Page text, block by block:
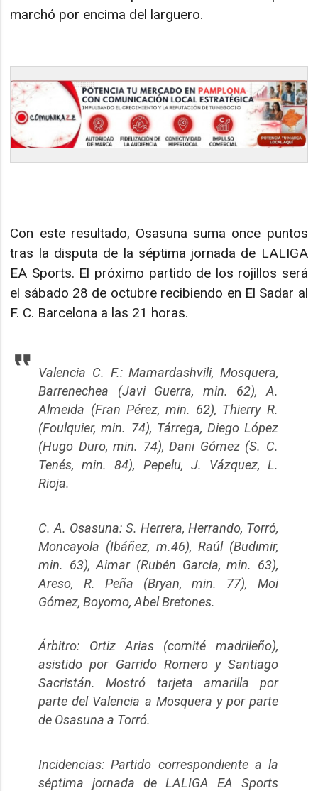
marchó por encima del larguero.
Con este resultado, Osasuna suma once puntos
tras la disputa de la séptima jornada de LALIGA
EA Sports. El próximo partido de los rojillos será
el sábado 28 de octubre recibiendo en El Sadar al
F. C. Barcelona a las 21 horas.
Valencia C. F.: Mamardashvili, Mosquera,
Barrenechea (Javi Guerra, min. 62), A.
Almeida (Fran Pérez, min. 62), Thierry R.
(Foulquier, min. 74), Tárrega, Diego López
(Hugo Duro, min. 74), Dani Gómez (S. C.
Tenés, min. 84), Pepelu, J. Vázquez, L.
Rioja.
C. A. Osasuna: S. Herrera, Herrando, Torró,
Moncayola (Ibáñez, m.46), Raúl (Budimir,
min. 63), Aimar (Rubén García, min. 63),
Areso, R. Peña (Bryan, min. 77), Moi
Gómez, Boyomo, Abel Bretones.
Árbitro: Ortiz Arias (comité madrileño),
asistido por Garrido Romero y Santiago
Sacristán. Mostró tarjeta amarilla por
parte del Valencia a Mosquera y por parte
de Osasuna a Torró.
Incidencias: Partido correspondiente a la
séptima jornada de LALIGA EA Sports